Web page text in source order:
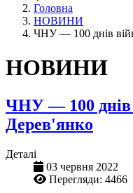
Головна
НОВИНИ
ЧНУ — 100 днів
НОВИНИ
ЧНУ — 100 днів
Дерев'янко
Деталі
03 червня 2022
Перегляди: 4466